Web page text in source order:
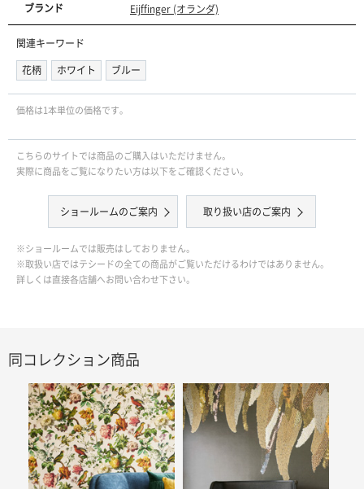
ブランド Eijffinger (オランダ)
関連キーワード
花柄
ホワイト ブルー
価格は1本単位の価格です｡
こちらのサイトでは商品のご購入はいただけません。
実際に商品をご覧になりたい方は以下をご確認ください。
ショールームのご案内 取り扱い店のご案内
※ショールームでは販売はしておりません。
※取扱い店ではテシードの全ての商品がご覧いただけるわけではありません。
詳しくは直接各店舗へお問い合わせ下さい。
同コレクション商品